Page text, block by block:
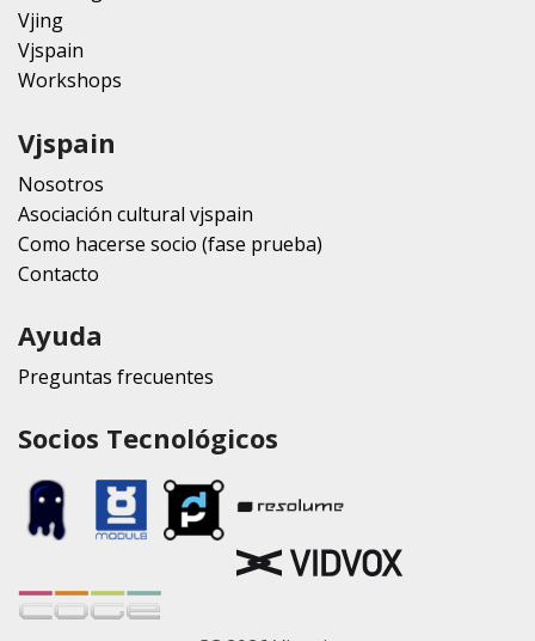
Vjing
Vjspain
Workshops
Vjspain
Nosotros
Asociación cultural vjspain
Como hacerse socio (fase prueba)
Contacto
Ayuda
Preguntas frecuentes
Socios Tecnológicos